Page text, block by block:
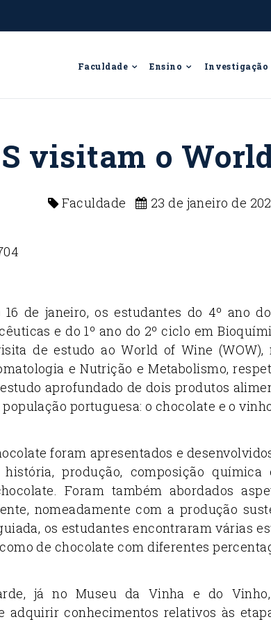
Faculdade Ensino Investigação
visitam o
Faculdade 23 de janeiro de
16 de janeiro, os estudantes do 4º ano
e do 1º ano do 2º ciclo em
de estudo ao World of Wine (WOW),
e Nutrição e Metabolismo,
aprofundado de dois produtos
portuguesa: o chocolate e o
foram apresentados e
produção, composição
Foram também abordados
nomeadamente com a produção
os estudantes encontraram várias
de chocolate com diferentes
já no Museu da Vinha e do
adquirir conhecimentos relativos às